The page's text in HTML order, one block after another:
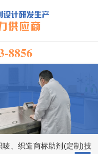
8856
、织造商标助剂(定制)技